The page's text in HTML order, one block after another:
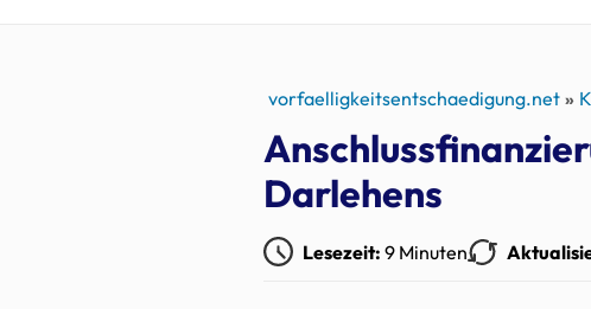
vorfaelligkeitsentschaedigung.net
Darlehens
Lesezeit: 9 Minuten